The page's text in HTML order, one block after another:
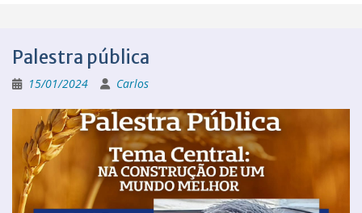
Palestra pública
15/01/2024 Carlos